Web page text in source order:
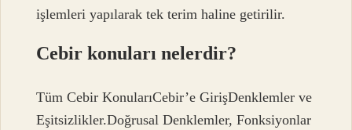
işlemleri yapılarak tek terim haline getirilir.
Cebir konuları nelerdir?
Tüm Cebir KonularıCebir’e GirişDenklemler ve
Eşitsizlikler.Doğrusal Denklemler, Fonksiyonlar